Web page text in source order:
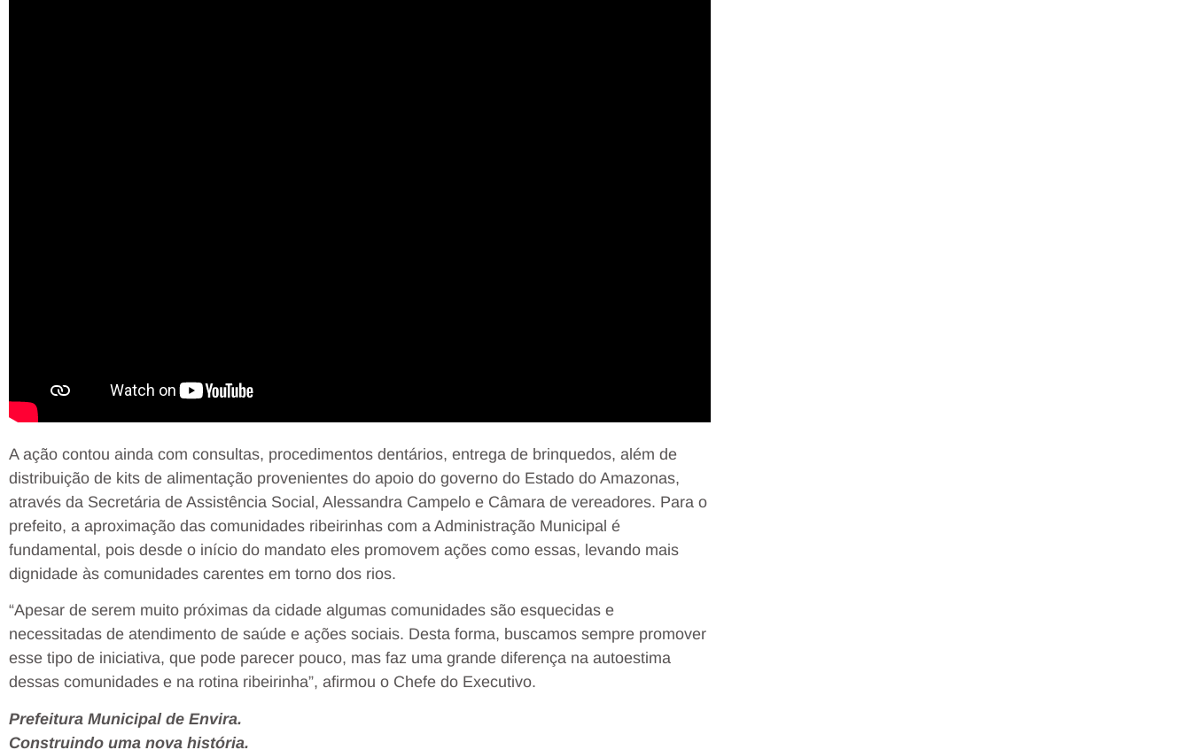
A ação contou ainda com consultas, procedimentos dentários, entrega de brinquedos, além de
distribuição de kits de alimentação provenientes do apoio do governo do Estado do Amazonas,
através da Secretária de Assistência Social, Alessandra Campelo e Câmara de vereadores. Para o
prefeito, a aproximação das comunidades ribeirinhas com a Administração Municipal é
fundamental, pois desde o início do mandato eles promovem ações como essas, levando mais
dignidade às comunidades carentes em torno dos rios.
“Apesar de serem muito próximas da cidade algumas comunidades são esquecidas e
necessitadas de atendimento de saúde e ações sociais. Desta forma, buscamos sempre promover
esse tipo de iniciativa, que pode parecer pouco, mas faz uma grande diferença na autoestima
dessas comunidades e na rotina ribeirinha”, afirmou o Chefe do Executivo.
Prefeitura Municipal de Envira.
Construindo uma nova história.